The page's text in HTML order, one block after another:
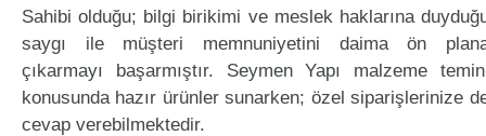
Sahibi olduğu; bilgi birikimi ve meslek haklarına
saygı ile müşteri memnuniyetini daima ön
çıkarmayı başarmıştır. Seymen Yapı malzeme
konusunda hazır ürünler sunarken; özel siparişlerinize
cevap verebilmektedir.